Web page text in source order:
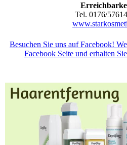
Tel. 0176/
Besuchen Sie uns auf Facebook!
Facebook Seite und erhalten